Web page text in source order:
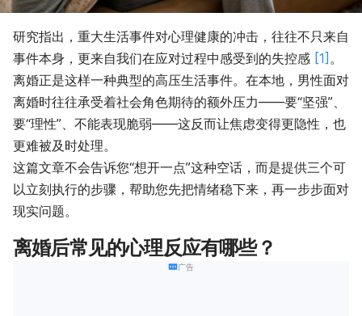
研究指出，重大生活事件对心理健康的冲击，往往不只来自
事件本身，更来自我们在应对过程中感受到的失控感 [1] 。
离婚正是这样一种典型的高压生活事件。在本地，男性面对
离婚时往往承受着社会角色期待的额外压力——要“坚强”、
要“理性”、不能表现脆弱——这反而让焦虑变得更隐性，也
更难被及时处理。
这篇文章不会告诉您“想开一点”这种空话，而是提供三个可
以立刻执行的步骤，帮助您先把情绪稳下来，再一步步面对
现实问题。
离婚后常见的心理反应有哪些？
广告